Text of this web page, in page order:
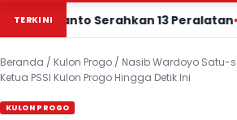
TERKINISerahkan 13 Peralatan
Beranda / Kulon Progo / Nasib Wardoyo Satu-
Ketua PSSI Kulon Progo Hingga Detik Ini
KULON PROGO